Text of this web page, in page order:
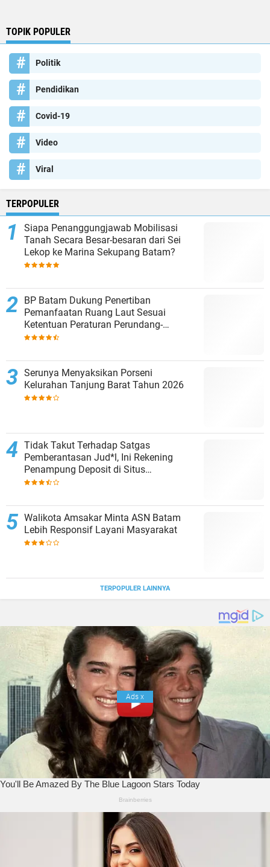
TOPIK POPULER
Politik
Pendidikan
Covid-19
Video
Viral
TERPOPULER
Siapa Penanggungjawab Mobilisasi
Tanah Secara Besar-besaran dari Sei
Lekop ke Marina Sekupang Batam?
BP Batam Dukung Penertiban
Pemanfaatan Ruang Laut Sesuai
Ketentuan Peraturan Perundang-
undangan
Serunya Menyaksikan Porseni
Kelurahan Tanjung Barat Tahun 2026
Tidak Takut Terhadap Satgas
Pemberantasan Jud*l, Ini Rekening
Penampung Deposit di Situs
MENARA4D
Walikota Amsakar Minta ASN Batam
Lebih Responsif Layani Masyarakat
TERPOPULER LAINNYA
Ads x